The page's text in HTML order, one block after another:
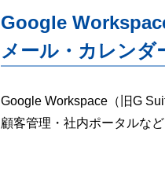
Google
メール・カレン
Google Workspace（旧G
顧客管理・社内ポータルな